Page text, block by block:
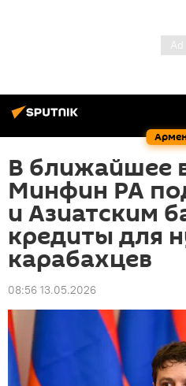
В ближайшее
Минфин РА
и Азиатским
кредиты для
карабахцев
08:56 13.05.2026